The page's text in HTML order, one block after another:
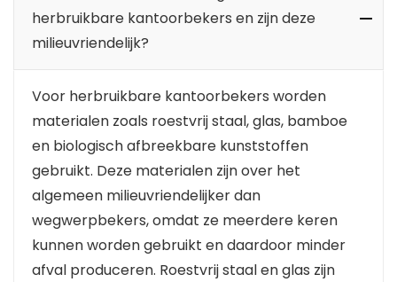
herbruikbare kantoorbekers en zijn deze
milieuvriendelijk?
Voor herbruikbare kantoorbekers worden
materialen zoals roestvrij staal, glas, bamboe
en biologisch afbreekbare kunststoffen
gebruikt. Deze materialen zijn over het
algemeen milieuvriendelijker dan
wegwerpbekers, omdat ze meerdere keren
kunnen worden gebruikt en daardoor minder
afval produceren. Roestvrij staal en glas zijn